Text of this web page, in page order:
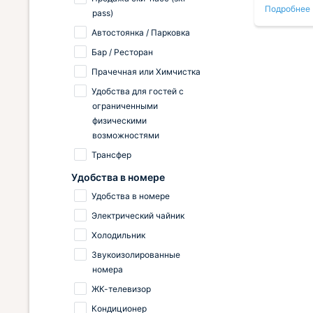
свой визит. Спасибо.
Подробнее
услуг
нет. Нас
Подробнее
pass)
Автостоянка / Парковка
Бар / Ресторан
Прачечная или Химчистка
Удобства для гостей с
ограниченными
физическими
возможностями
Трансфер
Удобства в номере
Удобства в номере
Электрический чайник
Холодильник
Звукоизолированные
номера
ЖК-телевизор
Кондиционер